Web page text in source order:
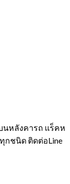
นหลังคารถ แร็คห
กชนิด ติดต่อLine